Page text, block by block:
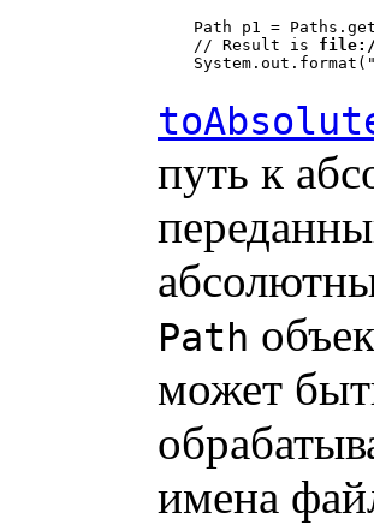
Path p1 =
// Result is
путь к
Path
может
имена